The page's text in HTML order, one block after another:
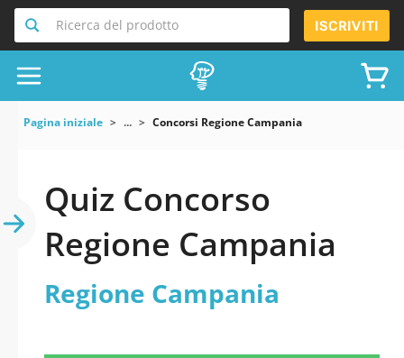
Ricerca del prodotto ISCRIVITI
Pagina iniziale ... Concorsi Regione Campania
Quiz Concorso
Regione Campania
Regione Campania